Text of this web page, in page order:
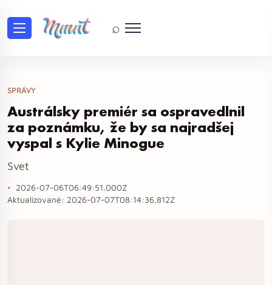
⌕
SPRÁVY
Austrálsky premiér sa ospravedlnil
za poznámku, že by sa najradšej
vyspal s Kylie Minogue
Svet
2026-07-06T06:49:51.000Z
Aktualizované: 2026-07-07T08:14:36.812Z